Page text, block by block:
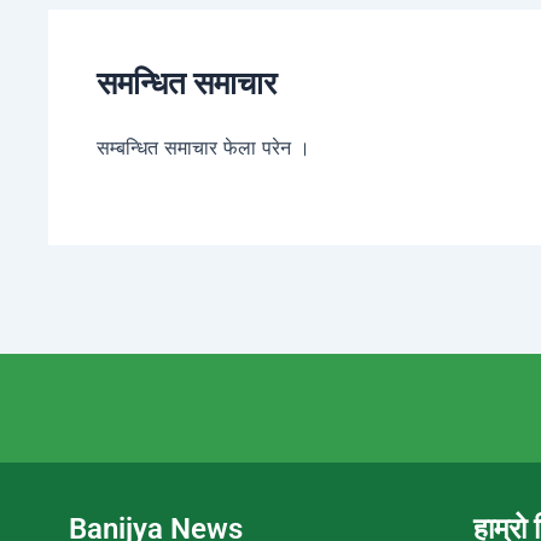
समन्धित समाचार
सम्बन्धित समाचार फेला परेन ।
Banijya News हाम्रो